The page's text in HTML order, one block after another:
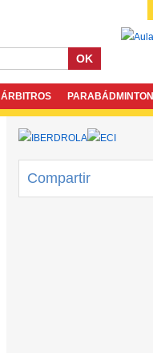
OK
ÁRBITROS PARABÁDMINTON
Compartir